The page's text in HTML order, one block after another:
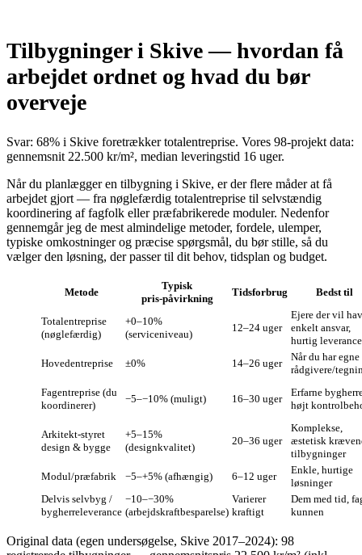
Tilbygninger i Skive — hvordan få
arbejdet ordnet og hvad du bør
overveje
Svar: 68% i Skive foretrækker totalentreprise. Vores 98‑projekt data:
gennemsnit 22.500 kr/m², median leveringstid 16 uger.
Når du planlægger en tilbygning i Skive, er der flere måder at få
arbejdet gjort — fra nøglefærdig totalentreprise til selvstændig
koordinering af fagfolk eller præfabrikerede moduler. Nedenfor
gennemgår jeg de mest almindelige metoder, fordele, ulemper,
typiske omkostninger og præcise spørgsmål, du bør stille, så du
vælger den løsning, der passer til dit behov, tidsplan og budget.
Metode
Typisk
pris‑påvirkning
Tidsforbrug Bedst til
Totalentreprise
(nøglefærdig)
+0–10%
(serviceniveau)
12–24 uger
Ejere der vil
enkelt ansvar,
hurtig leverance
Hovedentreprise
±0% 14–26 uger
Når du har egne
rådgivere/
Fagentreprise (du
koordinerer)
−5–−10% (muligt) 16–30 uger
Erfarne
højt
Arkitekt‑styret
design & bygge
+5–15%
(designkvalitet)
20–36 uger
Komplekse,
æstetisk
tilbygninger
Modul/præfabrik
−5–+5% (afhængig) 6–12 uger
Enkle, hurtige
løsninger
Delvis selvbyg /
bygherreleverance
−10–−30%
(arbejdskraftbesparelse)
Varierer
kraftigt
Dem med tid,
kunnen
Original data (egen undersøgelse, Skive 2017–2024): 98